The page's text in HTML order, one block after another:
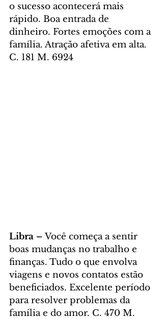
o sucesso acontecerá mais
rápido. Boa entrada de
dinheiro. Fortes emoções com a
família. Atração afetiva em alta.
C. 181 M. 6924
Libra – Você começa a sentir
boas mudanças no trabalho e
finanças. Tudo o que envolva
viagens e novos contatos estão
beneficiados. Excelente período
para resolver problemas da
família e do amor. C. 470 M.